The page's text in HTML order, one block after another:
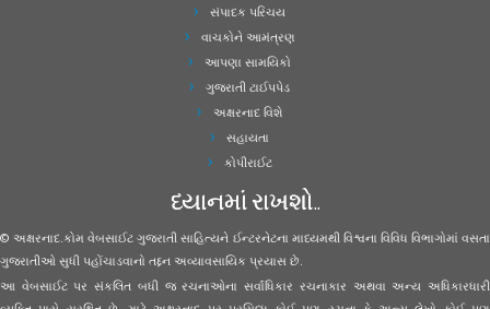
સંપાદક પરિચય
વાચકોને આમંત્રણ
આપણા સામયિકો
ગુજરાતી ટાઈપપેડ
અક્ષરનાદ વિશે
સહાયતા
કોપીરાઈટ
ધ્યાનમાં રાખશો..
© અક્ષરનાદ.કોમ વેબસાઈટ ગુજરાતી સાહિત્યને ઈન્ટરનેટના માધ્યમથી વિશ્વના વિવિધ વિભાગોમાં વસતા
ગુજરાતીઓ સુધી પહોંચાડવાનો તદ્દન અવ્યાવસાયિક પ્રયાસ છે.
આ વેબસાઈટ પર સંકલિત બધી જ રચનાઓના સર્વાધિકાર રચનાકાર અથવા અન્ય અધિકારધારી